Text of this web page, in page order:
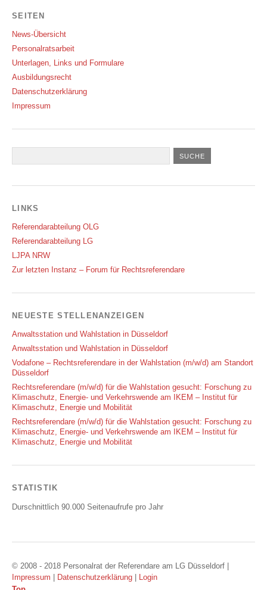
SEITEN
News-Übersicht
Personalratsarbeit
Unterlagen, Links und Formulare
Ausbildungsrecht
Datenschutzerklärung
Impressum
LINKS
Referendarabteilung OLG
Referendarabteilung LG
LJPA NRW
Zur letzten Instanz – Forum für Rechtsreferendare
NEUESTE STELLENANZEIGEN
Anwaltsstation und Wahlstation in Düsseldorf
Anwaltsstation und Wahlstation in Düsseldorf
Vodafone – Rechtsreferendare in der Wahlstation (m/w/d) am Standort
Düsseldorf
Rechtsreferendare (m/w/d) für die Wahlstation gesucht: Forschung zu
Klimaschutz, Energie- und Verkehrswende am IKEM – Institut für
Klimaschutz, Energie und Mobilität
Rechtsreferendare (m/w/d) für die Wahlstation gesucht: Forschung zu
Klimaschutz, Energie- und Verkehrswende am IKEM – Institut für
Klimaschutz, Energie und Mobilität
STATISTIK
Durschnittlich 90.000 Seitenaufrufe pro Jahr
© 2008 - 2018 Personalrat der Referendare am LG Düsseldorf
Impressum
Datenschutzerklärung
Login